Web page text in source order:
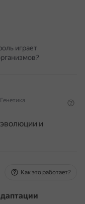
играет
и
Как это работает?